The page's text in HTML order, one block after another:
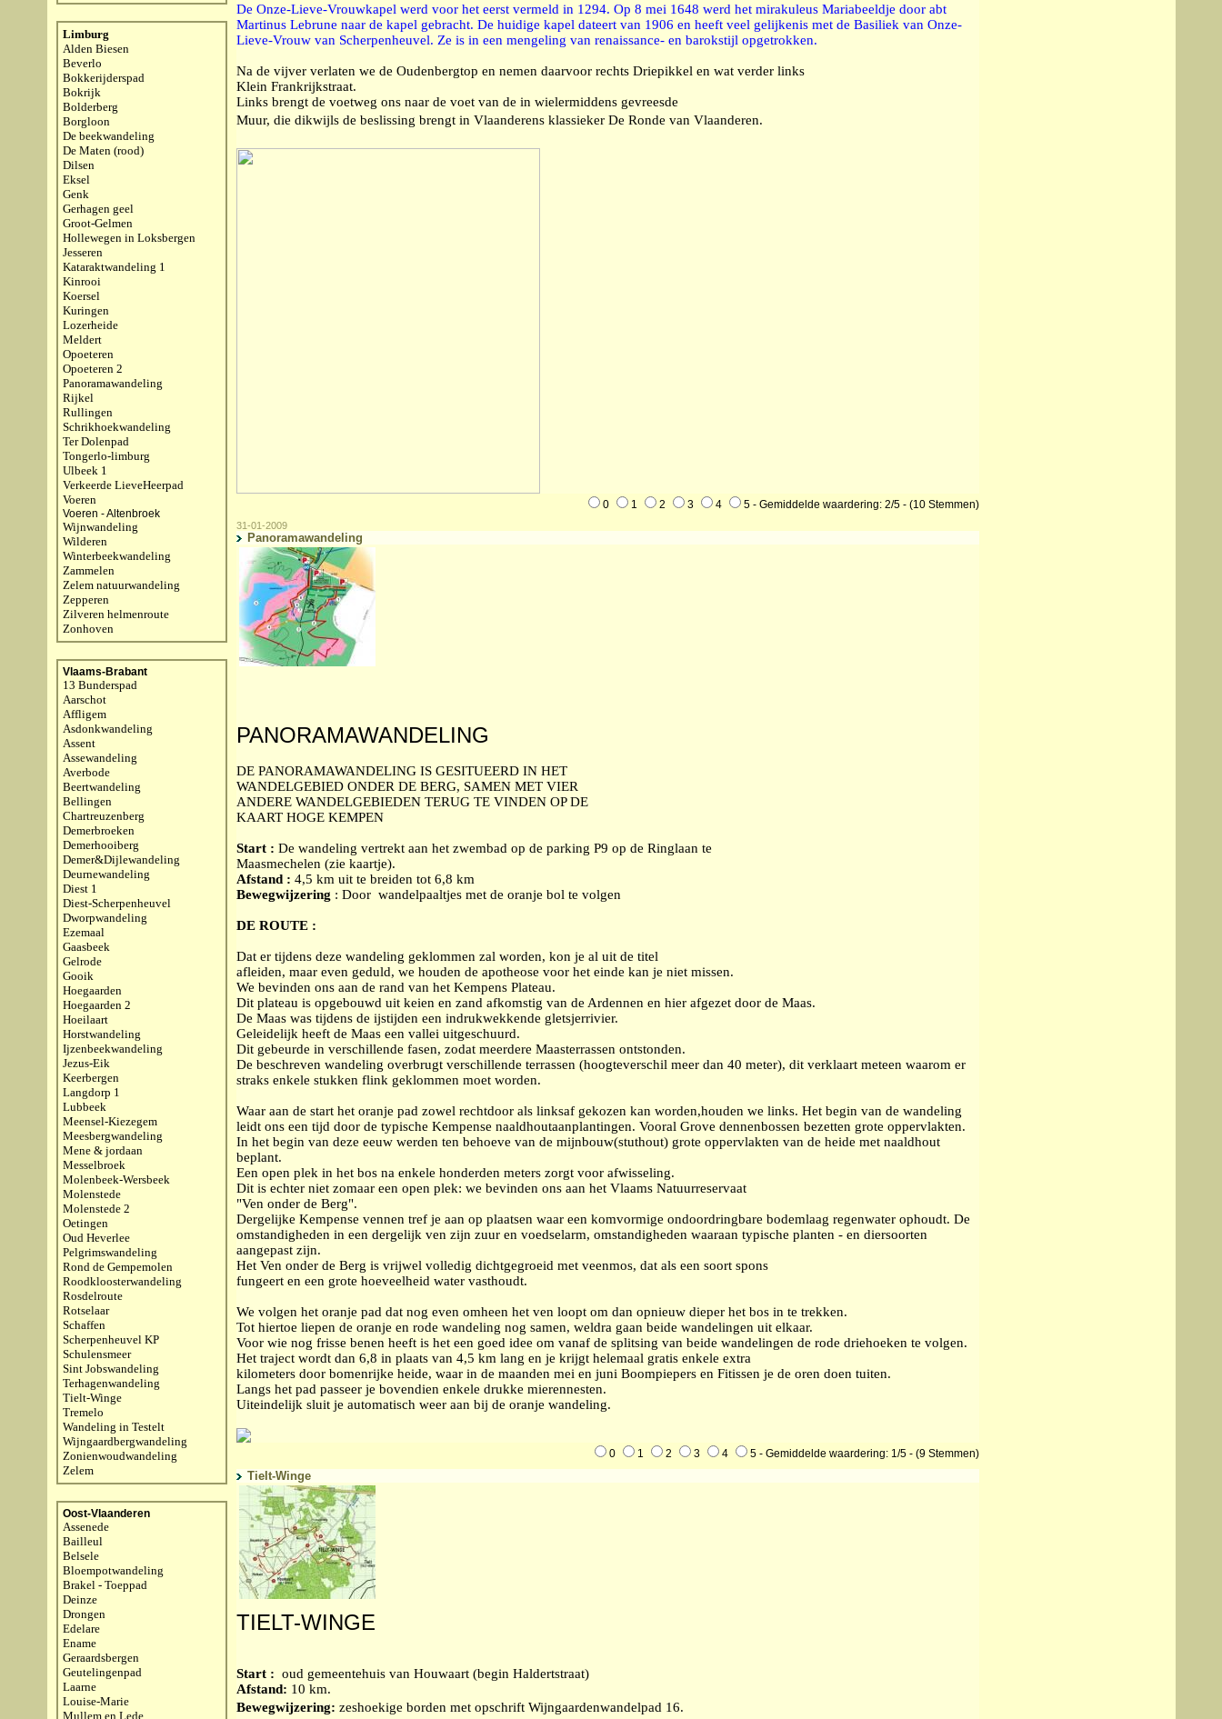
Limburg
Alden Biesen
Beverlo
Bokkerijderspad
Bokrijk
Bolderberg
Borgloon
De beekwandeling
De Maten (rood)
Dilsen
Eksel
Genk
Gerhagen geel
Groot-Gelmen
Hollewegen in Loksbergen
Jesseren
Kataraktwandeling 1
Kinrooi
Koersel
Kuringen
Lozerheide
Meldert
Opoeteren
Opoeteren 2
Panoramawandeling
Rijkel
Rullingen
Schrikhoekwandeling
Ter Dolenpad
Tongerlo-limburg
Ulbeek 1
Verkeerde LieveHeerpad
Voeren
Voeren - Altenbroek
Wijnwandeling
Wilderen
Winterbeekwandeling
Zammelen
Zelem natuurwandeling
Zepperen
Zilveren helmenroute
Zonhoven
Vlaams-Brabant
13 Bunderspad
Aarschot
Affligem
Asdonkwandeling
Assent
Assewandeling
Averbode
Beertwandeling
Bellingen
Chartreuzenberg
Demerbroeken
Demerhooiberg
Demer&Dijlewandeling
Deurnewandeling
Diest 1
Diest-Scherpenheuvel
Dworpwandeling
Ezemaal
Gaasbeek
Gelrode
Gooik
Hoegaarden
Hoegaarden 2
Hoeilaart
Horstwandeling
Ijzenbeekwandeling
Jezus-Eik
Keerbergen
Langdorp 1
Lubbeek
Meensel-Kiezegem
Meesbergwandeling
Mene & jordaan
Messelbroek
Molenbeek-Wersbeek
Molenstede
Molenstede 2
Oetingen
Oud Heverlee
Pelgrimswandeling
Rond de Gempemolen
Roodkloosterwandeling
Rosdelroute
Rotselaar
Schaffen
Scherpenheuvel KP
Schulensmeer
Sint Jobswandeling
Terhagenwandeling
Tielt-Winge
Tremelo
Wandeling in Testelt
Wijngaardbergwandeling
Zonienwoudwandeling
Zelem
Oost-Vlaanderen
Assenede
Bailleul
Belsele
Bloempotwandeling
Brakel - Toeppad
Deinze
Drongen
Edelare
Ename
Geraardsbergen
Geutelingenpad
Laarne
Louise-Marie
Mullem en Lede
De Onze-Lieve-Vrouwkapel werd voor het eerst vermeld in 1294. Op 8 mei 1648 werd het mirakuleus Mariabeeldje door abt
Martinus Lebrune naar de kapel gebracht. De huidige kapel dateert van 1906 en heeft veel gelijkenis met de Basiliek van Onze-
Lieve-Vrouw van Scherpenheuvel. Ze is in een mengeling van renaissance- en barokstijl opgetrokken.
Na de vijver verlaten we de Oudenbergtop en nemen daarvoor rechts Driepikkel en wat verder links
Klein Frankrijkstraat.
Links brengt de voetweg ons naar de voet van de in wielermiddens gevreesde
Muur, die dikwijls de beslissing brengt in Vlaanderens klassieker De Ronde van Vlaanderen.
0 1 2 3 4 5 - Gemiddelde waardering: 2/5 - (10 Stemmen)
31-01-2009
Panoramawandeling
PANORAMAWANDELING
DE PANORAMAWANDELING IS GESITUEERD IN HET
WANDELGEBIED ONDER DE BERG, SAMEN MET VIER
ANDERE WANDELGEBIEDEN TERUG TE VINDEN OP DE
KAART HOGE KEMPEN
Start : De wandeling vertrekt aan het zwembad op de parking P9 op de Ringlaan te
Maasmechelen (zie kaartje).
Afstand : 4,5 km uit te breiden tot 6,8 km
Bewegwijzering : Door wandelpaaltjes met de oranje bol te volgen
DE ROUTE :
Dat er tijdens deze wandeling geklommen zal worden, kon je al uit de titel
afleiden, maar even geduld, we houden de apotheose voor het einde kan je niet missen.
We bevinden ons aan de rand van het Kempens Plateau.
Dit plateau is opgebouwd uit keien en zand afkomstig van de Ardennen en hier afgezet door de Maas.
De Maas was tijdens de ijstijden een indrukwekkende gletsjerrivier.
Geleidelijk heeft de Maas een vallei uitgeschuurd.
Dit gebeurde in verschillende fasen, zodat meerdere Maasterrassen ontstonden.
De beschreven wandeling overbrugt verschillende terrassen (hoogteverschil meer dan 40 meter), dit verklaart meteen waarom er
straks enkele stukken flink geklommen moet worden.
Waar aan de start het oranje pad zowel rechtdoor als linksaf gekozen kan worden,houden we links. Het begin van de wandeling
leidt ons een tijd door de typische Kempense naaldhoutaanplantingen. Vooral Grove dennenbossen bezetten grote oppervlakten.
In het begin van deze eeuw werden ten behoeve van de mijnbouw(stuthout) grote oppervlakten van de heide met naaldhout
beplant.
Een open plek in het bos na enkele honderden meters zorgt voor afwisseling.
Dit is echter niet zomaar een open plek: we bevinden ons aan het Vlaams Natuurreservaat
"Ven onder de Berg".
Dergelijke Kempense vennen tref je aan op plaatsen waar een komvormige ondoordringbare bodemlaag regenwater ophoudt. De
omstandigheden in een dergelijk ven zijn zuur en voedselarm, omstandigheden waaraan typische planten - en diersoorten
aangepast zijn.
Het Ven onder de Berg is vrijwel volledig dichtgegroeid met veenmos, dat als een soort spons
fungeert en een grote hoeveelheid water vasthoudt.
We volgen het oranje pad dat nog even omheen het ven loopt om dan opnieuw dieper het bos in te trekken.
Tot hiertoe liepen de oranje en rode wandeling nog samen, weldra gaan beide wandelingen uit elkaar.
Voor wie nog frisse benen heeft is het een goed idee om vanaf de splitsing van beide wandelingen de rode driehoeken te volgen.
Het traject wordt dan 6,8 in plaats van 4,5 km lang en je krijgt helemaal gratis enkele extra
kilometers door bomenrijke heide, waar in de maanden mei en juni Boompiepers en Fitissen je de oren doen tuiten.
Langs het pad passeer je bovendien enkele drukke mierennesten.
Uiteindelijk sluit je automatisch weer aan bij de oranje wandeling.
0 1 2 3 4 5 - Gemiddelde waardering: 1/5 - (9 Stemmen)
Tielt-Winge
TIELT-WINGE
Start : oud gemeentehuis van Houwaart (begin Haldertstraat)
Afstand: 10 km.
Bewegwijzering: zeshoekige borden met opschrift Wijngaardenwandelpad 16.